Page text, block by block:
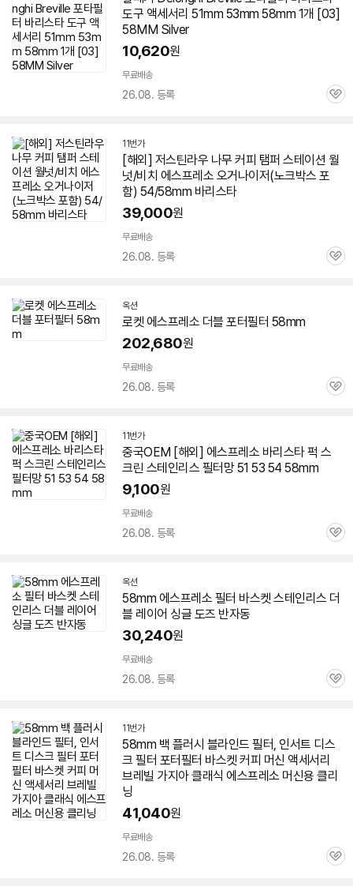
도구 액세서리 51mm 53mm 58mm 1개 [03]
58MM Silver
10,620원
무료배송
26.08. 등록
관
11번가
[해외] 저스틴라우 나무 커피 탬퍼 스테이션 월
넛/비치 에스프레소 오거나이저(노크박스 포
함) 54/58mm 바리스타
39,000원
무료배송
26.08. 등록
관
옥션
로켓 에스프레소 더블 포터필터 58mm
202,680원
무료배송
26.08. 등록
관
11번가
중국OEM [해외] 에스프레소 바리스타 퍽 스
크린 스테인리스 필터망 51 53 54 58mm
9,100원
무료배송
26.08. 등록
관
옥션
58mm 에스프레소 필터 바스켓 스테인리스 더
블 레이어 싱글 도즈 반자동
30,240원
무료배송
26.08. 등록
관
11번가
58mm 백 플러시 블라인드 필터, 인서트 디스
크 필터 포터필터 바스켓 커피 머신 액세서리
브레빌 가지아 클래식 에스프레소 머신용 클리
닝
41,040원
무료배송
26.08. 등록
관